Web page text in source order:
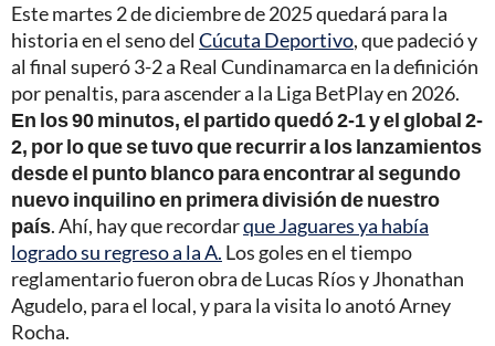
Este martes 2 de diciembre de 2025 quedará para la
historia en el seno del Cúcuta Deportivo, que padeció y
al final superó 3-2 a Real Cundinamarca en la definición
por penaltis, para ascender a la Liga BetPlay en 2026.
En los 90 minutos, el partido quedó 2-1 y el global 2-
2, por lo que se tuvo que recurrir a los lanzamientos
desde el punto blanco para encontrar al segundo
nuevo inquilino en primera división de nuestro
país. Ahí, hay que recordarque Jaguares ya había
logrado su regreso a la A. Los goles en el tiempo
reglamentario fueron obra de Lucas Ríos y Jhonathan
Agudelo, para el local, y para la visita lo anotó Arney
Rocha.